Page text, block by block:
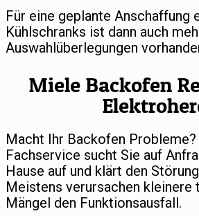
Für eine geplante Anschaffung
Kühlschranks ist dann auch
Auswahlüberlegungen
Miele Backofen
Macht Ihr Backofen Probleme?
Fachservice sucht Sie auf
Hause auf und klärt den
Meistens verursachen kleinere
Mängel den Funktionsausfall.